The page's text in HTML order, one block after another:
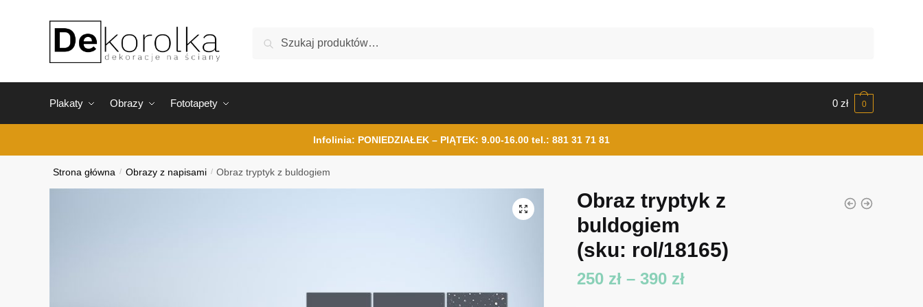
Szukaj
Plakaty Obrazy Fototapety 0 zł 0
Infolinia: PONIEDZIAŁEK – PIĄTEK: 9.00-16.00 tel.: 881 31 71 81
Strona główna / Obrazy z napisami / Obraz tryptyk z buldogiem
Obraz tryptyk z
buldogiem
(sku: rol/18165)
250 zł – 390 złZakres